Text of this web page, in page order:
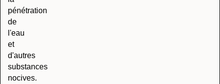
pénétration
de
l'eau
et
d'autres
substances
nocives.